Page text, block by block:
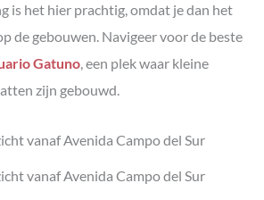
is het hier prachtig, omdat je dan het
de gebouwen. Navigeer voor de beste
Gatuno, een plek waar kleine
zijn gebouwd.